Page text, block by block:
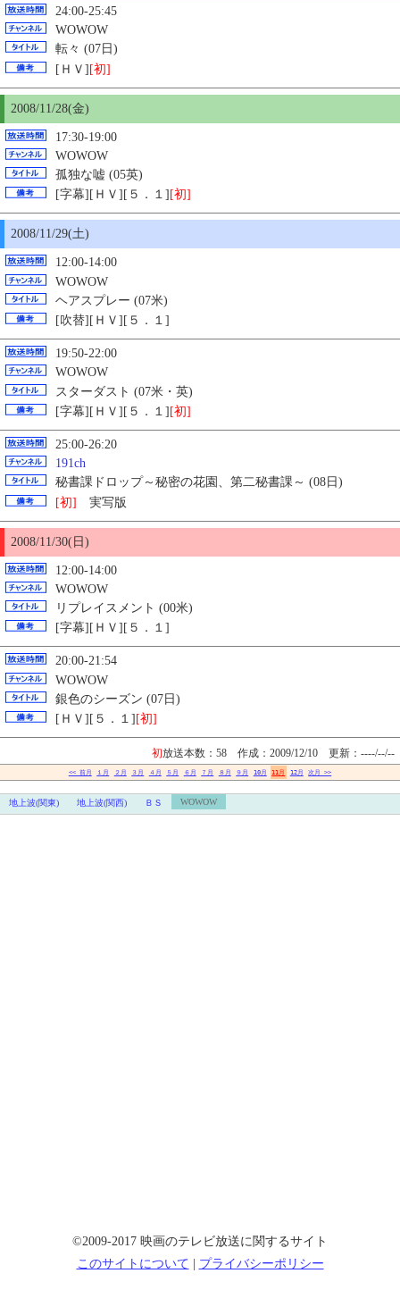
24:00-25:45
WOWOW
転々 (07日)
[ＨＶ][初]
2008/11/28(金)
17:30-19:00
WOWOW
孤独な嘘 (05英)
[字幕][ＨＶ][５．１] [初]
2008/11/29(土)
12:00-14:00
WOWOW
ヘアスプレー (07米)
[吹替][ＨＶ][５．１]
19:50-22:00
WOWOW
スターダスト (07米・英)
[字幕][ＨＶ][５．１] [初]
25:00-26:20
191ch
秘書課ドロップ～秘密の花園、第二秘書課～ (08日)
[初] 実写版
2008/11/30(日)
12:00-14:00
WOWOW
リプレイスメント (00米)
[字幕][ＨＶ][５．１]
20:00-21:54
WOWOW
銀色のシーズン (07日)
[ＨＶ][５．１] [初]
初放送本数：58 作成：2009/12/10 更新：----/--/--
<< 前月 １月 ２月 ３月 ４月 ５月 ６月 ７月 ８月 ９月 10月 11月 12月 次月 >>
地上波(関東) 地上波(関西) ＢＳ WOWOW
©2009-2017 映画のテレビ放送に関するサイト
このサイトについて
プライバシーポリシー